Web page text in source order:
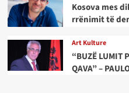
Kosova mes
rrënimit të
Art Kulture
“BUZË LUMIT
QAVA” –